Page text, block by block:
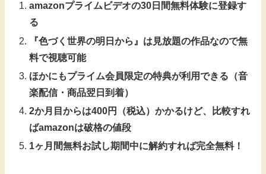
amazonプライムビデオの30日間無料体験に登録す
る
『色づく世界の明日から』は見放題の作品なので無
料で視聴可能
ほかにもプライム会員限定の特典が利用できる（音
楽配信・商品翌日到着）
2か月目からは400円（税込）かかるけど、比較すれ
ばamazonは破格の値段
1ヶ月間無料お試し期間中に解約すれば完全無料！